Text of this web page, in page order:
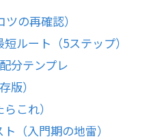
の再確認）
ルート（5ステップ）
分テンプレ
版）
これ）
（入門期の地雷）